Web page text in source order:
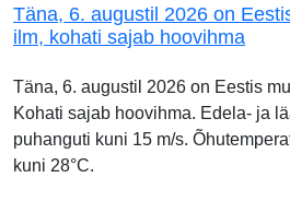
Täna, 6. augustil 2026 on
ilm, kohati sajab hoovihma
Täna, 6. augustil 2026 on Eestis
Kohati sajab hoovihma. Edela- ja
puhanguti kuni 15 m/s.
kuni 28°C.